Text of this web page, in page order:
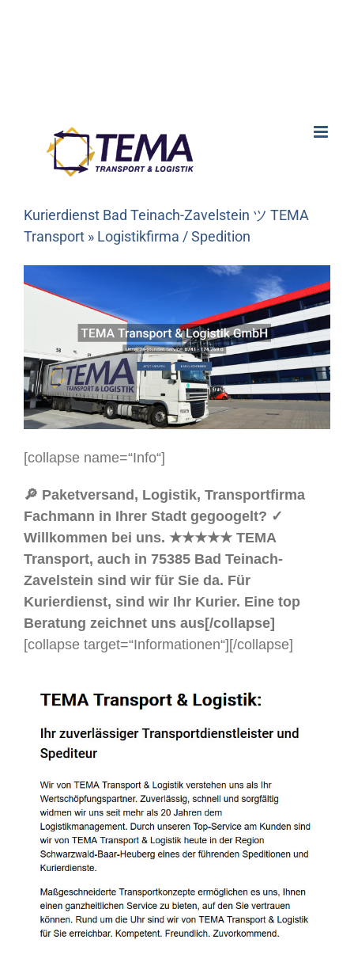
Kurierdienst Bad Teinach-Zavelstein ツ TEMA
Transport » Logistikfirma / Spedition
[collapse name=“Info“]
🔎 Paketversand, Logistik, Transportfirma
Fachmann in Ihrer Stadt gegoogelt? ✓
Willkommen bei uns. ★★★★★ TEMA
Transport, auch in 75385 Bad Teinach-
Zavelstein sind wir für Sie da. Für
Kurierdienst, sind wir Ihr Kurier. Eine top
Beratung zeichnet uns aus[/collapse]
[collapse target=“Informationen“] [/collapse]